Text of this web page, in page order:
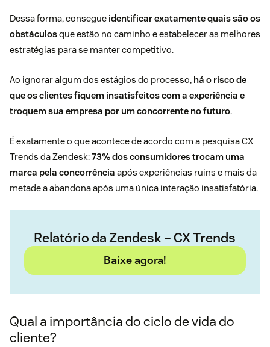
Dessa forma, consegue identificar exatamente quais são os
obstáculosque estão no caminho e estabelecer as melhores
estratégias para se manter competitivo.
Ao ignorar algum dos estágios do processo, há o risco de
que os clientes fiquem insatisfeitos com a experiência e
troquem sua empresa por um concorrente no futuro.
É exatamente o que acontece de acordo com a pesquisa CX
Trends da Zendesk:73% dos consumidores trocam uma
marca pela concorrência após experiências ruins e mais da
metade a abandona após uma única interação insatisfatória.
Relatório da Zendesk – CX Trends
Baixe agora!
Qual a importância do ciclo de vida do
cliente?